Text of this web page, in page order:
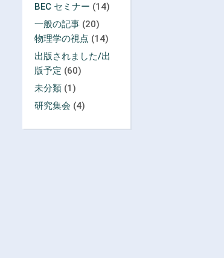
BEC セミナー (14)
一般の記事 (20)
物理学の視点 (14)
出版されました/出
版予定 (60)
未分類 (1)
研究集会 (4)